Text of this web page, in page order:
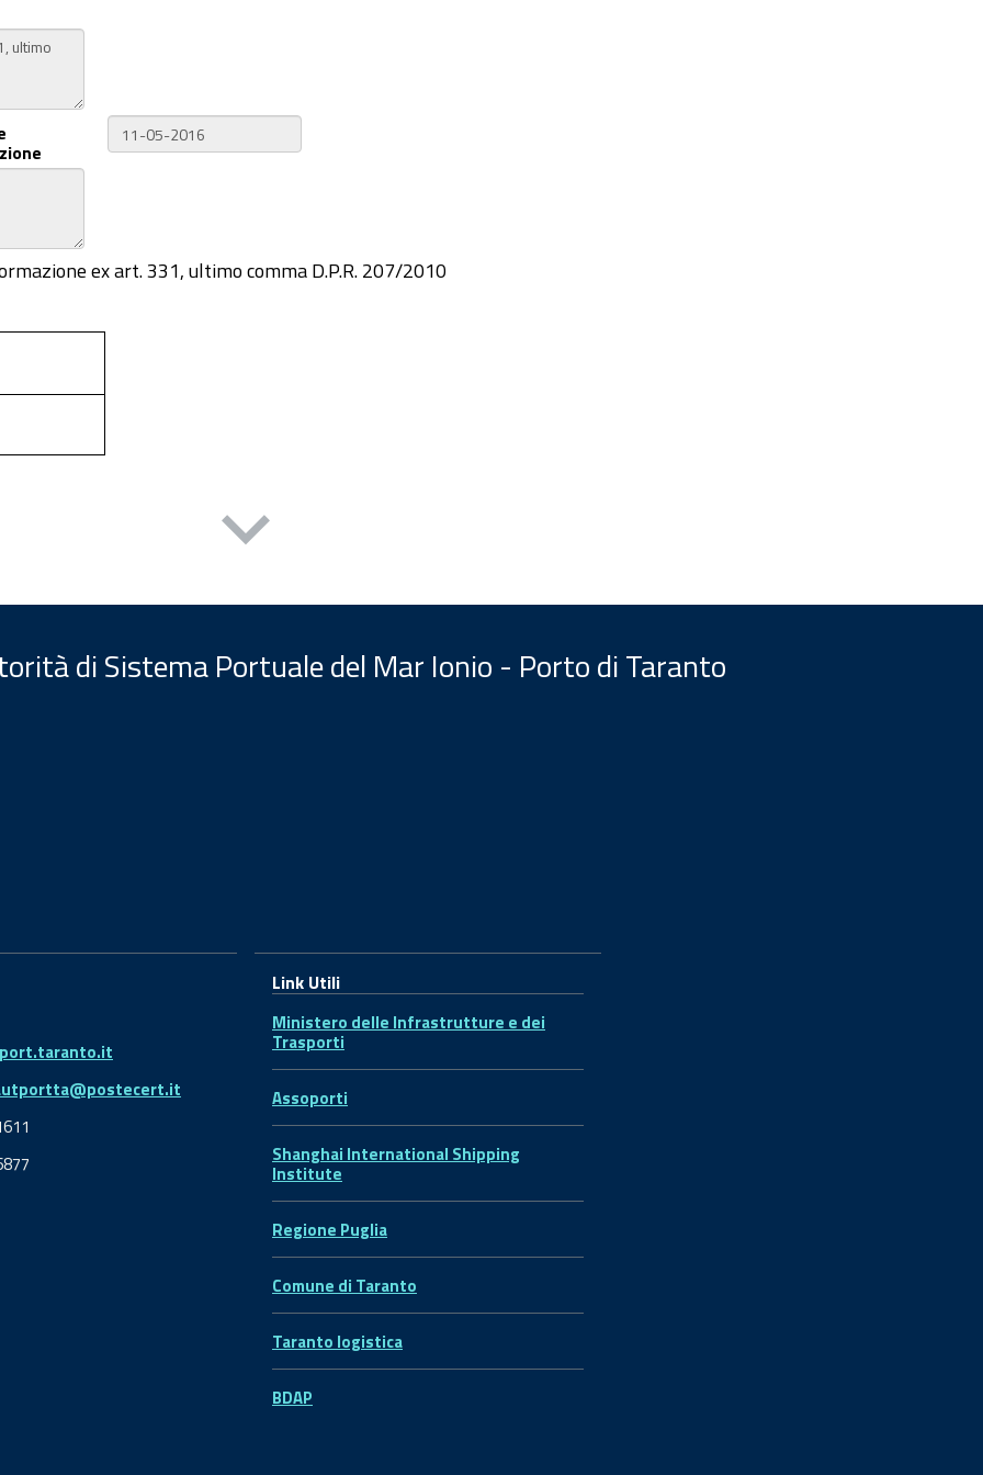
ex art. 331, ultimo comma D.P.R. 207/2010
di Sistema Portuale del Mar Ionio - Porto di Taranto
Link Utili
Ministero delle Infrastrutture e dei
Trasporti
Assoporti
Shanghai International Shipping
Institute
Regione Puglia
Comune di Taranto
Taranto logistica
BDAP